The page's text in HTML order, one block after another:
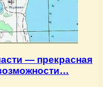
— прекрасная